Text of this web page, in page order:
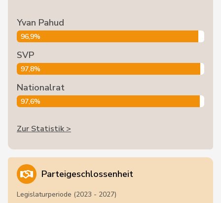
Yvan Pahud
96,9%
SVP
97,8%
Nationalrat
97,6%
Zur Statistik >
Parteigeschlossenheit
Legislaturperiode (2023 - 2027)